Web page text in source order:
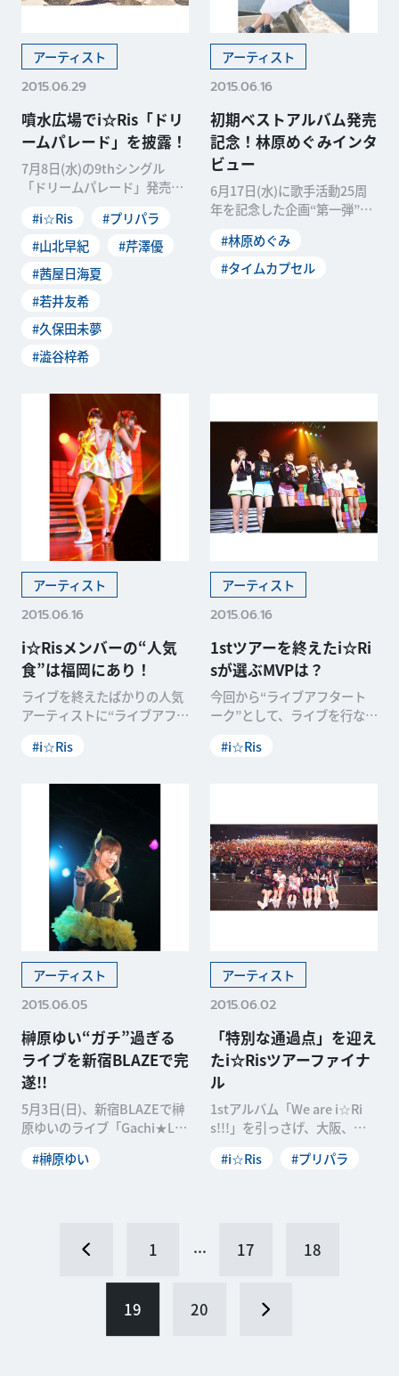
アーティスト
2015.06.29
噴水広場でi☆Ris「ドリ
ームパレード」を披露！
7月8日(水)の9thシングル
「ドリームパレード」発売を
ットのi☆Risが
#i☆Ris
#プリパラ
#山北早紀
#芹澤優
#茜屋日海夏
#若井友希
#久保田未夢
#澁谷梓希
アーティスト
2015.06.16
初期ベストアルバム発売
記念！林原めぐみインタ
ビュー
6月17日(水)に歌手活動25周
年を記念した企画“第一弾”と
もと幻の楽曲
#林原めぐみ
#タイムカプセル
アーティスト
2015.06.16
i☆Risメンバーの“人気
食”は福岡にあり！
ライブを終えたばかりの人気
アーティストに“ライブアフ
ーを終えたi☆Ri
#i☆Ris
アーティスト
2015.06.16
1stツアーを終えたi☆Ri
sが選ぶMVPは？
今回から“ライブアフタート
ーク”として、ライブを行なっ
エピソードや裏話など
#i☆Ris
アーティスト
2015.06.05
榊原ゆい“ガチ”過ぎる
ライブを新宿BLAZEで完
遂!!
5月3日(日)、新宿BLAZEで榊
原ゆいのライブ「Gachi★LO
#榊原ゆい
アーティスト
2015.06.02
「特別な通過点」を迎え
たi☆Risツアーファイナ
ル
1stアルバム「We are i☆Ri
s!!!」を引っさげ、大阪、愛
ブツア
#i☆Ris #プリパラ
1 ... 17 18
19 20